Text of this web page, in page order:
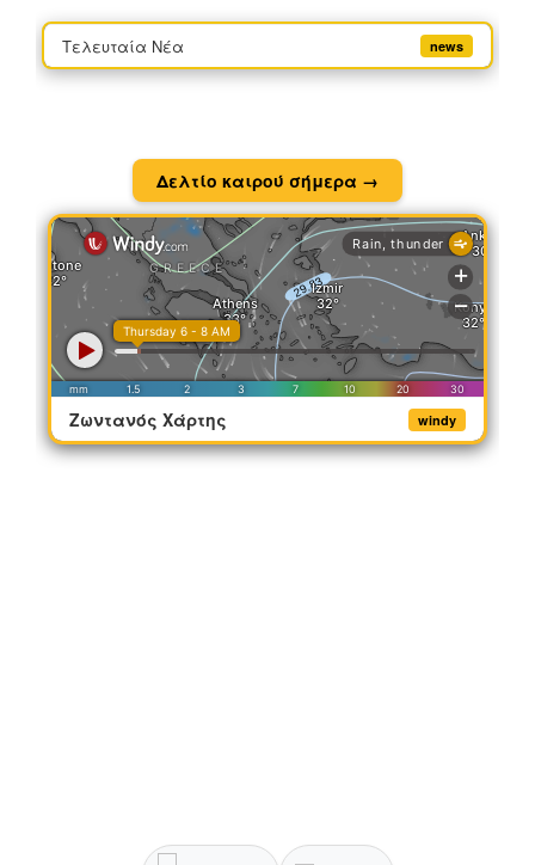
Τελευταία Νέα news
Δελτίο καιρού σήμερα →
Ζωντανός Χάρτης windy